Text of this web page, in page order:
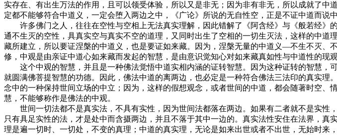
实存在、有出生万法的作用，且可以领受体验，所以又是非无；因为非有非无，所以成就了
定都不能够符合中道义，一定会堕入两边之中，《广论》所说的无自性空，正是不证中道而说中
许多佛门之人，往往在空性与空相上无法真实理解，因此错解了《阿含经》与《般若经》
通不生灭的空性，具真实空与真实不空的道理，又同时出生了空相的一切生灭法，这样的中
藏所建立，所以要证涅槃的中道义，也是要证如来藏。因为，涅槃无量的中道义—不生不灭
修，中观是由亲证中道心如来藏而发起的智慧，是由意识觉知心对如来藏真如性与中道性的现
这个中观的智慧，并且是一种佛法觉悟中道实相内涵的证转智慧。因为这种证转的智慧，
就圆满佛菩提智慧的功德。因此，佛法中道的离两边，也必定是一种符合佛法三法印的真实
念中的一种保持世间立场的中立；因为，这样的假想观念，或者世间的中道，都会随著时空
慧，不能够称作是佛法的中观。
世间一切法都不是真实法，不具有实性，因为世间法都落在两边。如果有二者就不是实性
只有具足实性的法，才是处中而含摄两边，并且不落于其中一边的。真实法性安住在法界，
理是遍一切时、一切处，不变的真理；中道的真实理，无论是如来出世或者不出世，无始时来